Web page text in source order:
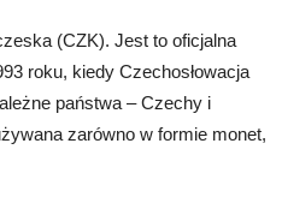
(CZK). Jest to oficjalna
roku, kiedy Czechosłowacja
państwa – Czechy i
zarówno w formie monet,